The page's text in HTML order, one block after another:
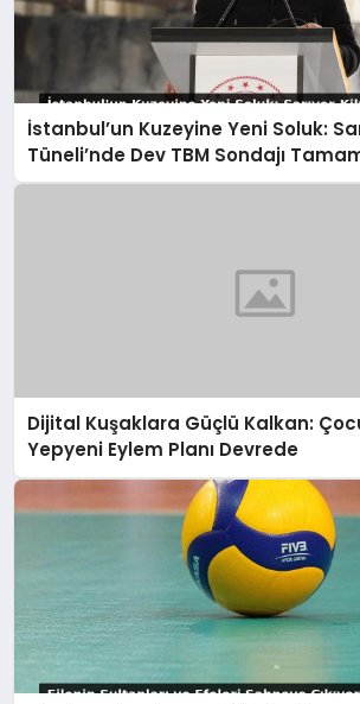
İstanbul’un Kuzeyine Yeni Soluk:
Tüneli’nde Dev TBM Sondajı
Dijital Kuşaklara Güçlü Kalkan:
Yepyeni Eylem Planı Devrede